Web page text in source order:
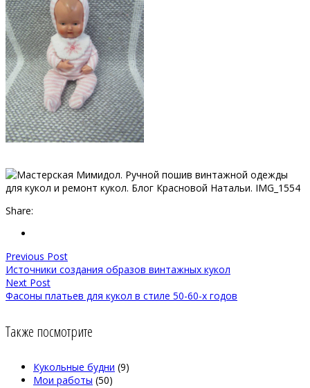
Share:
Previous Post
Источники создания образов винтажных кукол
Next Post
Фасоны платьев для кукол в стиле 50-60-х годов
Также посмотрите
Кукольные будни (9)
Мои работы (50)